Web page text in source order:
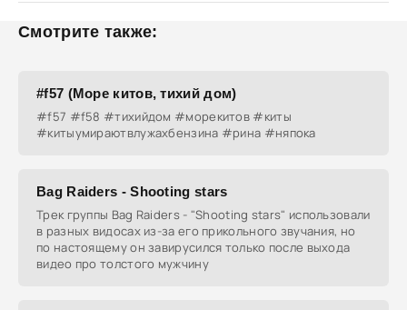
Смотрите также:
#f57 (Море китов, тихий дом)
#f57 #f58 #тихийдом #морекитов #киты
#китыумираютвлужахбензина #рина #няпока
Bag Raiders - Shooting stars
Трек группы Bag Raiders - "Shooting stars" использовали
в разных видосах из-за его прикольного звучания, но
по настоящему он завирусился только после выхода
видео про толстого мужчину